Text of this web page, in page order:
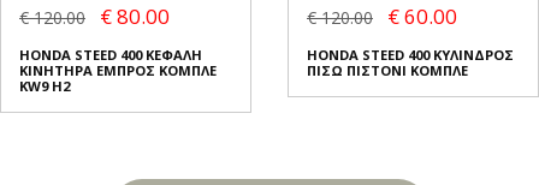
€ 120.00 € 80.00
HONDA STEED 400 ΚΕΦΑΛΗ
ΚΙΝΗΤΗΡΑ ΕΜΠΡΟΣ ΚΟΜΠΛΕ
KW9 H2
€ 120.00 € 60.00
HONDA STEED 400 ΚΥΛΙΝΔΡΟΣ
ΠΙΣΩ ΠΙΣΤΟΝΙ ΚΟΜΠΛΕ